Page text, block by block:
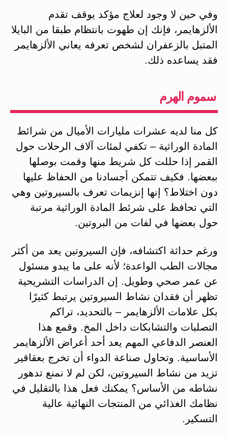
وفي حين لا وجود لعلاج مؤكد يوقف تقدم
الألزهايمر، فإنك إن طهوت بانتظام طبقا من البايلا
المتبل بالزعفران لشخص تعرفه يعاني الألزهايمر
فقد يساعده ذلك.
سموم الهرم
كل منا لديه عشرات مليارات الأميال من شرائط
المادة الوراثية – تكفي لمئات آلاف الرحلات حول
القمر إذا حللت كل شريط منها وقمت بوصلها
ببعضها. فكيف تتمكن أجسادنا من الحفاظ عليها
دون اختلاط؟ إنها إنزيمات تعرف بالسيروتين وهي
التي تحافظ على شرئط المادة الوراثية مرتبة
حول بعضها في لفات من البروتين.
ورغم حداثة اكتشافه، فإن السيروتين يعد من أكثر
مجالات الطب الواعدة؛ لأنه على ما يبدو مسئول
عن عمر صحي وطويل. إن الدراسات التشريحية
تظهر أن فقدان نشاط السيروتين يرتبط كثيرًا
بكل علامات الألزهايمر – بالتحديد، تراكم
التصلبات والتشابكات داخل المخ. وقمع هذا
العنصر الدفاعي المهم يعد أحد أعراض الألزهايمر
الأساسية. وتحاول صناعة الدواء أن تخرج بعقاقير
تزيد من نشاط السيروتين، لكن لم لا نمنع تدهور
نشاطه من الأساس؟ يمكنك فعل هذا بالتقليل في
نظامك الغذائي من المنتجات النهائية عالية
التسكير.